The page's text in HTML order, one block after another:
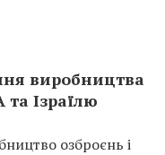
виробництва
та Ізраїлю
озброєнь і